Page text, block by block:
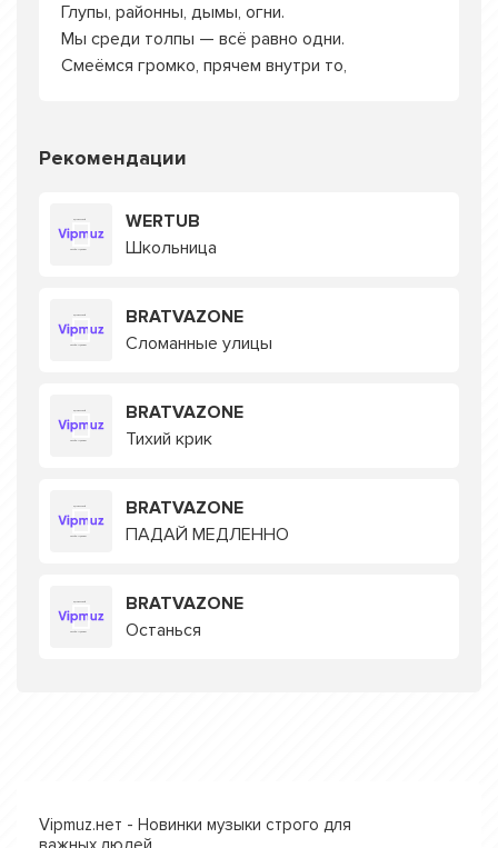
Глупы, районны, дымы, огни.
Мы среди толпы — всё равно одни.
Смеёмся громко, прячем внутри то,
Рекомендации
WERTUB
Школьница
BRATVAZONE
Сломанные улицы
BRATVAZONE
Тихий крик
BRATVAZONE
ПАДАЙ МЕДЛЕННО
BRATVAZONE
Останься
Vipmuz.нет - Новинки музыки строго для